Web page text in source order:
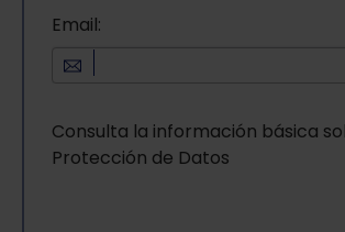
Email:
Consulta la información básica
Protección de Datos